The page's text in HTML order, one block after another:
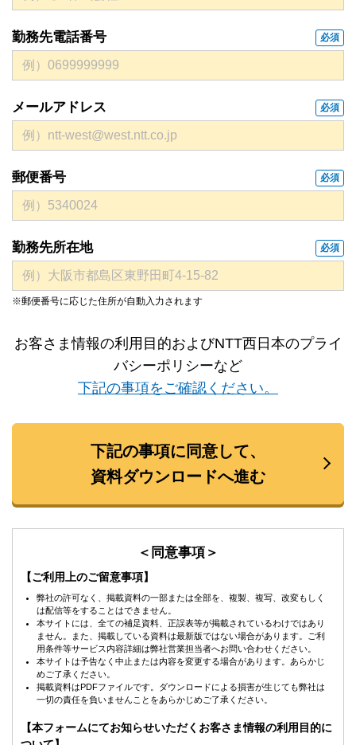
勤務先電話番号 必須
メールアドレス 必須
郵便番号 必須
勤務先所在地 必須
※郵便番号に応じた住所が自動入力されます
お客さま情報の利用目的およびNTT西日本のプライ
バシーポリシーなど
下記の事項をご確認ください。
下記の事項に同意して、
資料ダウンロードへ進む
＜同意事項＞
【ご利用上のご留意事項】
弊社の許可なく、掲載資料の一部または全部を、複製、複写、改変もしく
は配信等をすることはできません。
本サイトには、全ての補足資料、正誤表等が掲載されているわけではあり
ません。また、掲載している資料は最新版ではない場合があります。ご利
用条件等サービス内容詳細は弊社営業担当者へお問い合わせください。
本サイトは予告なく中止または内容を変更する場合があります。あらかじ
めご了承ください。
掲載資料はPDFファイルです。ダウンロードによる損害が生じても弊社は
一切の責任を負いませんことをあらかじめご了承ください。
【本フォームにてお知らせいただくお客さま情報の利用目的に